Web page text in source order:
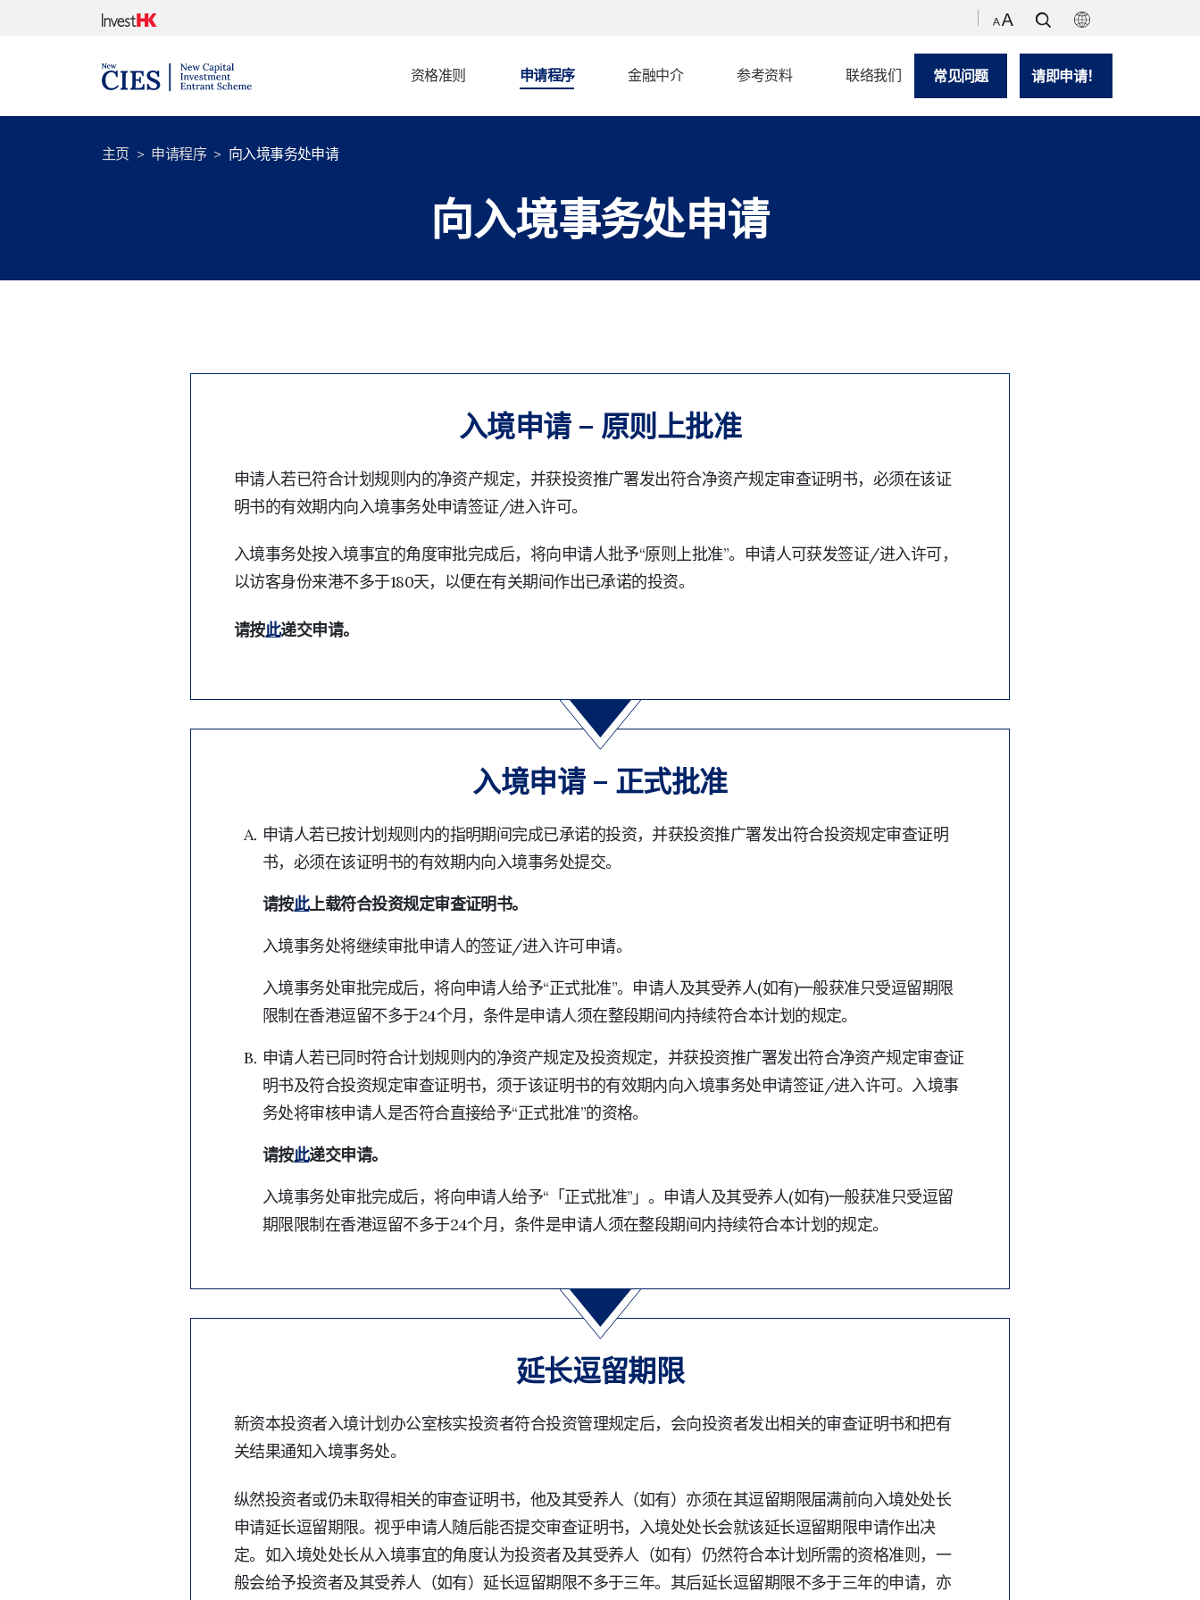
资格准则 申请程序 金融中介 参考资料 联络我们 常见问题 请即申请！
主页 申请程序 向入境事务处申请
向入境事务处申请
入境申请 – 原则上批准
申请人若已符合计划规则内的净资产规定，并获投资推广署发出符合净资产规定审查证明书，必须在该证
明书的有效期内向入境事务处申请签证/进入许可。
入境事务处按入境事宜的角度审批完成后，将向申请人批予“原则上批准”。申请人可获发签证/进入许可，
以访客身份来港不多于180天，以便在有关期间作出已承诺的投资。
请按此递交申请。
入境申请 – 正式批准
申请人若已按计划规则内的指明期间完成已承诺的投资，并获投资推广署发出符合投资规定审查证明
书，必须在该证明书的有效期内向入境事务处提交。
请按此上载符合投资规定审查证明书。
入境事务处将继续审批申请人的签证/进入许可申请。
入境事务处审批完成后，将向申请人给予“正式批准”。申请人及其受养人(如有)一般获准只受逗留期限
限制在香港逗留不多于24个月，条件是申请人须在整段期间内持续符合本计划的规定。
申请人若已同时符合计划规则内的净资产规定及投资规定，并获投资推广署发出符合净资产规定审查证
明书及符合投资规定审查证明书，须于该证明书的有效期内向入境事务处申请签证/进入许可。入境事
务处将审核申请人是否符合直接给予“正式批准”的资格。
请按此递交申请。
入境事务处审批完成后，将向申请人给予“「正式批准”」。申请人及其受养人(如有)一般获准只受逗留
期限限制在香港逗留不多于24个月，条件是申请人须在整段期间内持续符合本计划的规定。
延长逗留期限
新资本投资者入境计划办公室核实投资者符合投资管理规定后，会向投资者发出相关的审查证明书和把有
关结果通知入境事务处。
纵然投资者或仍未取得相关的审查证明书，他及其受养人（如有）亦须在其逗留期限届满前向入境处处长
申请延长逗留期限。视乎申请人随后能否提交审查证明书，入境处处长会就该延长逗留期限申请作出决
定。如入境处处长从入境事宜的角度认为投资者及其受养人（如有）仍然符合本计划所需的资格准则，一
般会给予投资者及其受养人（如有）延长逗留期限不多于三年。其后延长逗留期限不多于三年的申请，亦